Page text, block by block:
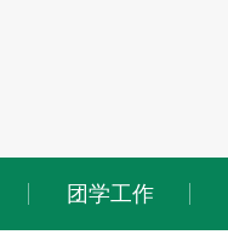
团学工作